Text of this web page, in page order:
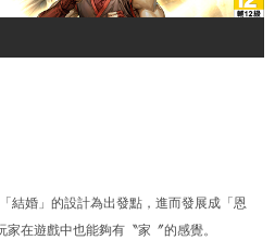
結婚」的設計為出發點，進而發展成「恩
在遊戲中也能夠有〝家〞的感覺。